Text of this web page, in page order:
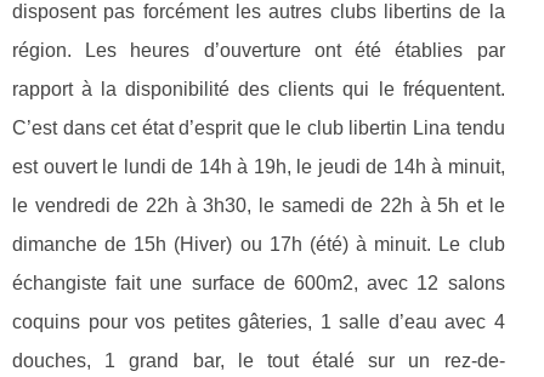
disposent pas forcément les autres clubs libertins de la
région. Les heures d’ouverture ont été établies par
rapport à la disponibilité des clients qui le fréquentent.
C’est dans cet état d’esprit que le club libertin Lina tendu
est ouvert le lundi de 14h à 19h, le jeudi de 14h à minuit,
le vendredi de 22h à 3h30, le samedi de 22h à 5h et le
dimanche de 15h (Hiver) ou 17h (été) à minuit. Le club
échangiste fait une surface de 600m2, avec 12 salons
coquins pour vos petites gâteries, 1 salle d’eau avec 4
douches, 1 grand bar, le tout étalé sur un rez-de-